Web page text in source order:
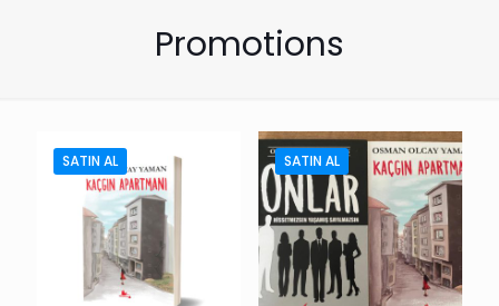
Promotions
SATIN AL SATIN AL